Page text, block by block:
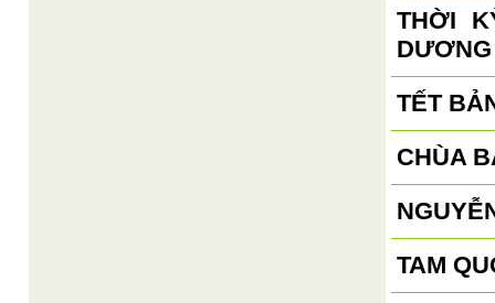
THỜI
TẾT
CHÙA
TAM